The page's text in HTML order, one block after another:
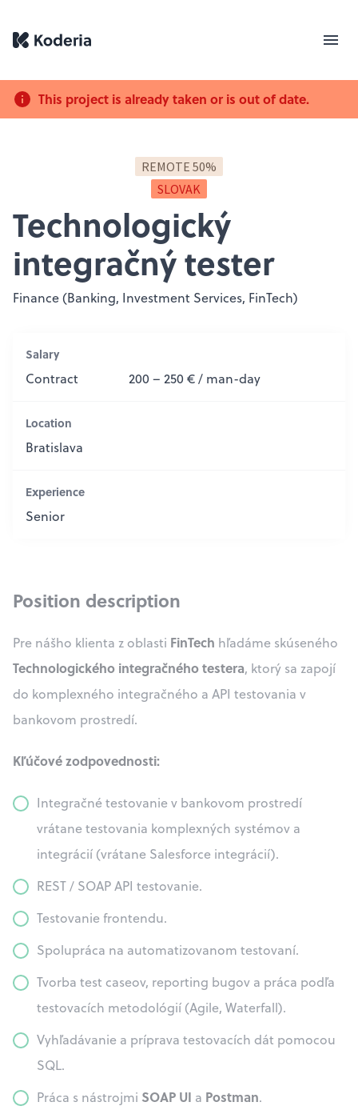
This project is already taken or is out of date.
REMOTE 50%
SLOVAK
Technologický
integračný tester
Finance (Banking, Investment Services, FinTech)
Salary
Contract 200 – 250 € / man-day
Location
Bratislava
Experience
Senior
Position description
Pre nášho klienta z oblasti FinTech hľadáme skúseného
Technologického integračného testera, ktorý sa zapojí
do komplexného integračného a API testovania v
bankovom prostredí.
Kľúčové zodpovednosti:
Integračné testovanie v bankovom prostredí
vrátane testovania komplexných systémov a
integrácií (vrátane Salesforce integrácií).
REST / SOAP API testovanie.
Testovanie frontendu.
Spolupráca na automatizovanom testovaní.
Tvorba test caseov, reporting bugov a práca podľa
testovacích metodológií (Agile, Waterfall).
Vyhľadávanie a príprava testovacích dát pomocou
SQL.
Práca s nástrojmi SOAP UI a Postman.